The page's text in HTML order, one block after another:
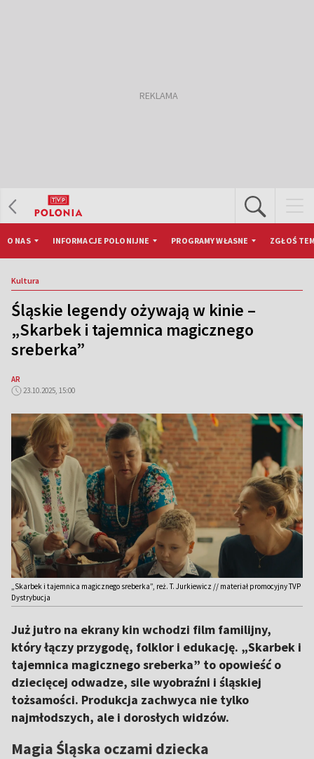
O NAS INFORMACJE POLONIJNE PROGRAMY WŁASNE ZGŁOŚ
Kultura
Śląskie legendy ożywają w kinie –
„Skarbek i tajemnica magicznego
sreberka”
AR
23.10.2025, 15:00
„Skarbek i tajemnica magicznego sreberka”, reż. T. Jurkiewicz // materiał promocyjny TVP
Dystrybucja
Już jutro na ekrany kin wchodzi film familijny,
który łączy przygodę, folklor i edukację. „Skarbek i
tajemnica magicznego sreberka” to opowieść o
dziecięcej odwadze, sile wyobraźni i śląskiej
tożsamości. Produkcja zachwyca nie tylko
najmłodszych, ale i dorosłych widzów.
Magia Śląska oczami dziecka